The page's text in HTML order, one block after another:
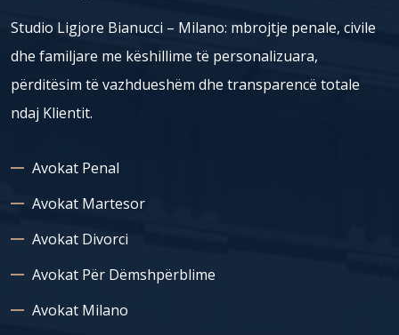
Studio Ligjore Bianucci – Milano: mbrojtje penale, civile
dhe familjare me këshillime të personalizuara,
përditësim të vazhdueshëm dhe transparencë totale
ndaj Klientit.
Avokat Penal
Avokat Martesor
Avokat Divorci
Avokat Për Dëmshpërblime
Avokat Milano